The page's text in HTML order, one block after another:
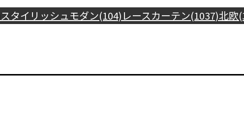
スタイリッシュモダン(104) レースカーテン(1037)北欧